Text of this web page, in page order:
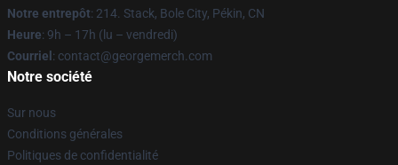
Notre entrepôt: 214. Stack, Bole City, Pékin, CN
Heure: 9h – 17h (lu – vendredi)
Courriel : contact@georgemerch.com
Notre société
Sur nous
Conditions générales
Politiques de confidentialité